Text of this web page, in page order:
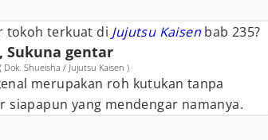
tokoh terkuat di Jujutsu Kaisen bab 235?
Sukuna gentar
Shueisha / Jujutsu Kaisen )
merupakan roh kutukan tanpa
yang mendengar namanya.